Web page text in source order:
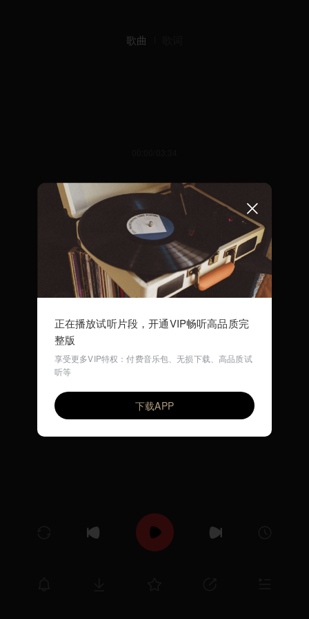
歌曲
世上只有妈妈好（早教儿歌）
环尼宝贝儿歌
正在播放试听片段，开通VIP畅听高品质完
整版
享受更多VIP特权：付费音乐包、无损下载、高品质试
听等
下载APP
